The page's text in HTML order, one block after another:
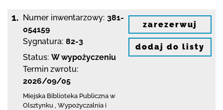
1. Numer inwentarzowy: 381-
054159
Sygnatura: 82-3
Status: W wypożyczeniu
Termin zwrotu:
2026/09/05
Miejska Biblioteka Publiczna w
Olsztynku
Wypożyczalnia i
zarezerwuj
dodaj do listy